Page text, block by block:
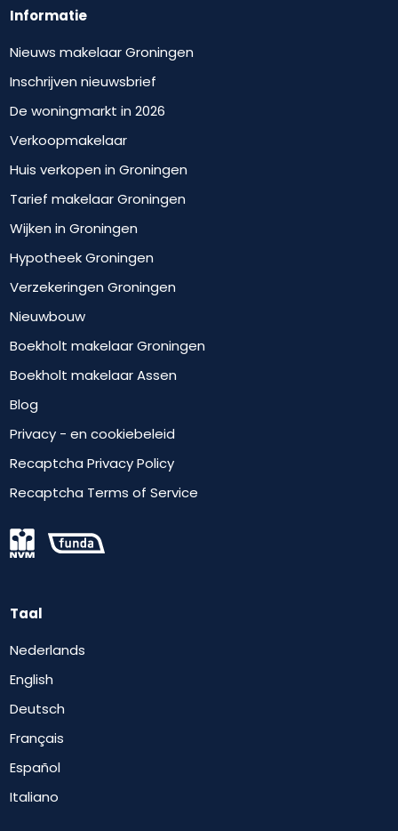
Informatie
Nieuws makelaar Groningen
Inschrijven nieuwsbrief
De woningmarkt in 2026
Verkoopmakelaar
Huis verkopen in Groningen
Tarief makelaar Groningen
Wijken in Groningen
Hypotheek Groningen
Verzekeringen Groningen
Nieuwbouw
Boekholt makelaar Groningen
Boekholt makelaar Assen
Blog
Privacy - en cookiebeleid
Recaptcha Privacy Policy
Recaptcha Terms of Service
Taal
Nederlands
English
Deutsch
Français
Español
Italiano